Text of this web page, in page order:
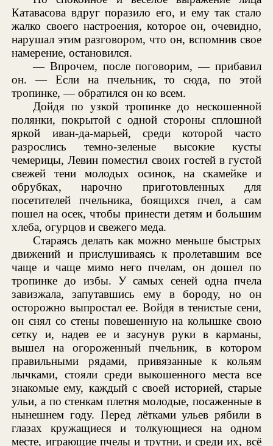
Катавасова вдруг поразило его, и ему так стало
жалко своего настроения, которое он, очевидно,
нарушал этим разговором, что он, вспомнив свое
намерение, остановился.
— Впрочем, после поговорим, — прибавил
он. — Если на пчельник, то сюда, по этой
тропинке, — обратился он ко всем.
Дойдя по узкой тропинке до нескошенной
полянки, покрытой с одной стороны сплошной
яркой иван-да-марьей, среди которой часто
разрослись темно-зеленые высокие кусты
чемерицы, Левин поместил своих гостей в густой
свежей тени молодых осинок, на скамейке и
обрубках, нарочно приготовленных для
посетителей пчельника, боящихся пчел, а сам
пошел на осек, чтобы принести детям и большим
хлеба, огурцов и свежего меда.
Стараясь делать как можно меньше быстрых
движений и прислушиваясь к пролетавшим все
чаще и чаще мимо него пчелам, он дошел по
тропинке до избы. У самых сеней одна пчела
завизжала, запутавшись ему в бороду, но он
осторожно выпростал ее. Войдя в тенистые сени,
он снял со стены повешенную на колышке свою
сетку и, надев ее и засунув руки в карманы,
вышел на огороженный пчельник, в котором
правильными рядами, привязанные к кольям
лычками, стояли среди выкошенного места все
знакомые ему, каждый с своей историей, старые
ульи, а по стенкам плетня молодые, посаженные в
нынешнем году. Перед лётками ульев рябили в
глазах кружащиеся и толкующиеся на одном
месте, играющие пчелы и трутни, и среди их, всё